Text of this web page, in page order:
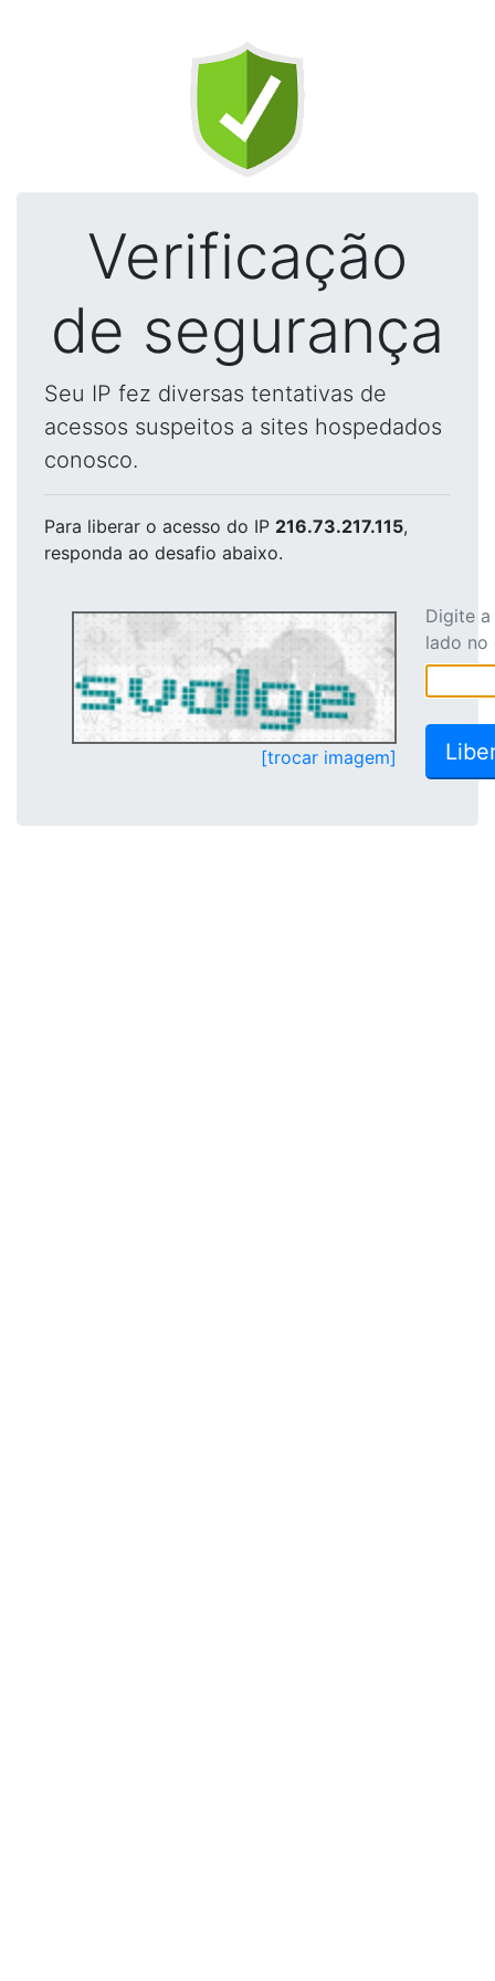
Verificação
de segurança
Seu IP fez diversas tentativas de
acessos suspeitos a sites hospedados
conosco.
Para liberar o acesso do IP 216.73.217.115,
responda ao desafio abaixo.
[trocar imagem]
Digite
lado no